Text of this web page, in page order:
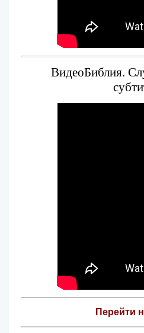
ВидеоБиблия.
Перейти